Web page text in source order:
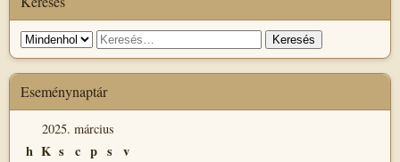
Keresés
helye
Keresés:
Eseménynaptár
2025. március
h K s c p s v